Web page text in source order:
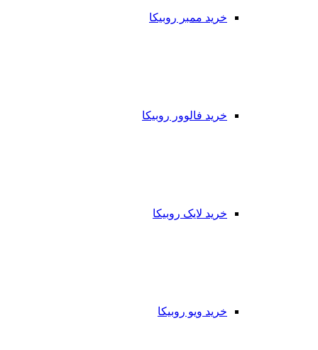
خرید ممبر روبیکا
خرید فالوور روبیکا
خرید لایک روبیکا
خرید ویو روبیکا